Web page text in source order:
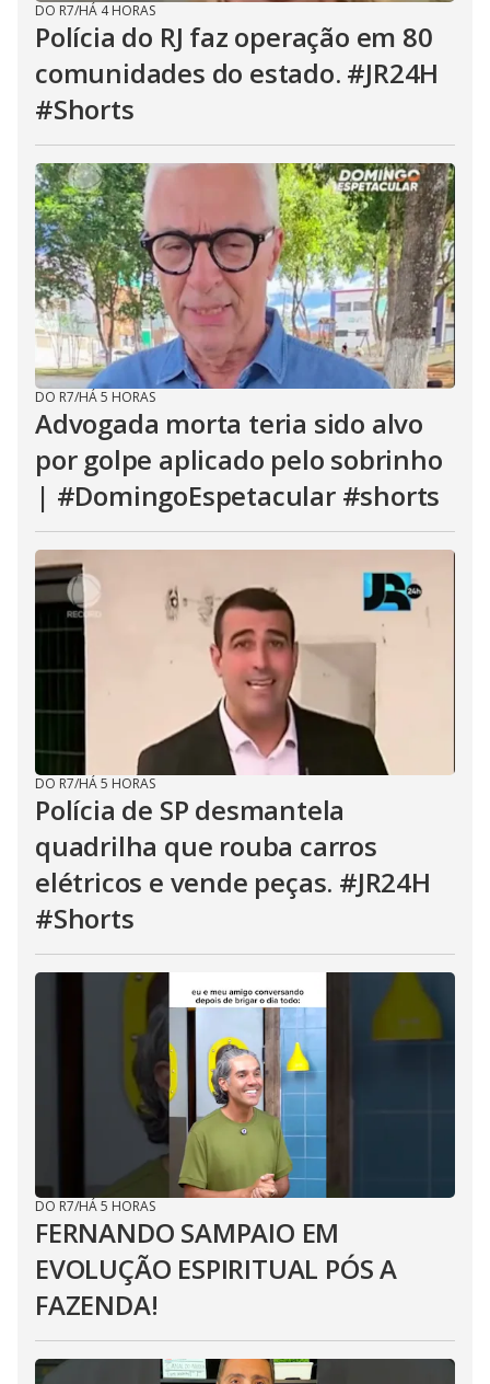
DO R7/HÁ 4 HORAS
Polícia do RJ faz operação em 80
comunidades do estado. #JR24H
#Shorts
DO R7/HÁ 5 HORAS
Advogada morta teria sido alvo
por golpe aplicado pelo sobrinho
| #DomingoEspetacular #shorts
DO R7/HÁ 5 HORAS
Polícia de SP desmantela
quadrilha que rouba carros
elétricos e vende peças. #JR24H
#Shorts
DO R7/HÁ 5 HORAS
FERNANDO SAMPAIO EM
EVOLUÇÃO ESPIRITUAL PÓS A
FAZENDA!